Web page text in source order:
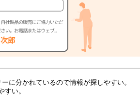
に分かれているので情報が探しやすい。
すい。